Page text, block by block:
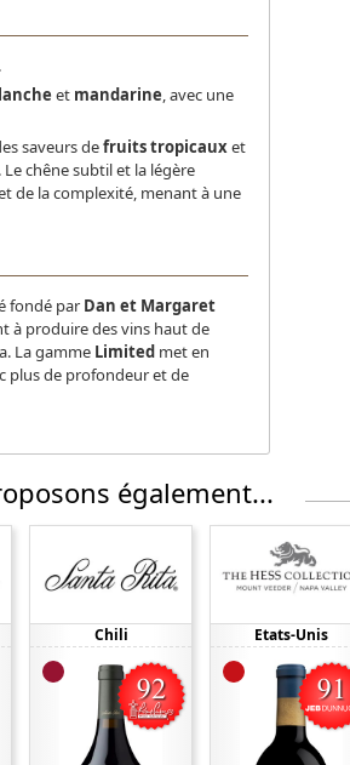
et mandarine, avec une
saveurs defruits tropicauxet
chêne subtil et la légère
de la complexité, menant à une
fondé par Dan et Margaret
à produire des vins haut de
La gamme Limitedmet en
plus de profondeur et de
également...
Chili Etats-Unis